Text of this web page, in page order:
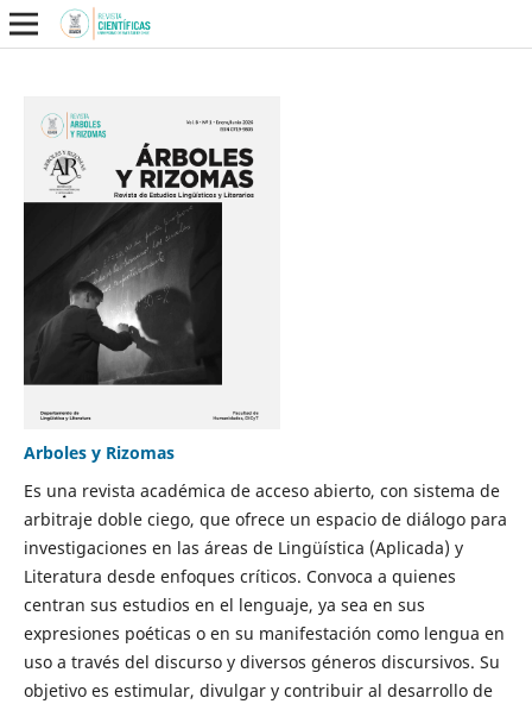
Arboles y Rizomas
Es una revista académica de acceso abierto, con sistema de
arbitraje doble ciego, que ofrece un espacio de diálogo para
investigaciones en las áreas de Lingüística (Aplicada) y
Literatura desde enfoques críticos. Convoca a quienes
centran sus estudios en el lenguaje, ya sea en sus
expresiones poéticas o en su manifestación como lengua en
uso a través del discurso y diversos géneros discursivos. Su
objetivo es estimular, divulgar y contribuir al desarrollo de